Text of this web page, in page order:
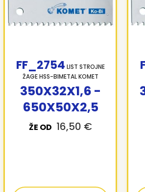
FF_2754 LIST STROJNE
ŽAGE HSS-BIMETAL KOMET
ŽE OD 16,50 €
350X32X1,6 -
650X50X2,5